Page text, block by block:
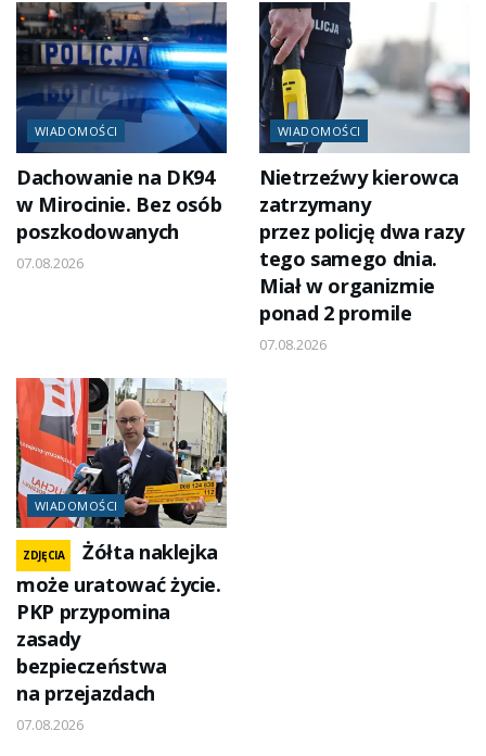
WIADOMOŚCI
Dachowanie na DK94
w Mirocinie. Bez osób
poszkodowanych
07.08.2026
WIADOMOŚCI
Nietrzeźwy kierowca
zatrzymany
przez policję dwa razy
tego samego dnia.
Miał w organizmie
ponad 2 promile
07.08.2026
WIADOMOŚCI
ZDJĘCIA
Żółta naklejka
może uratować życie.
PKP przypomina
zasady
bezpieczeństwa
na przejazdach
07.08.2026